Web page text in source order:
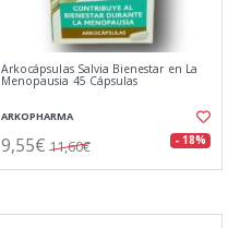
Arkocápsulas Salvia Bienestar en La
Menopausia 45 Cápsulas
ARKOPHARMA
9,55€ 11,60€ - 18%